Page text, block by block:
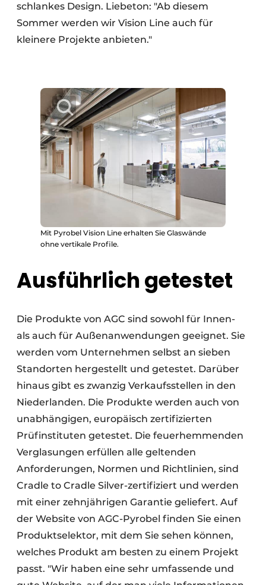
schlankes Design. Liebeton: "Ab diesem
Sommer werden wir Vision Line auch für
kleinere Projekte anbieten."
Mit Pyrobel Vision Line erhalten Sie Glaswände
ohne vertikale Profile.
Ausführlich getestet
Die Produkte von AGC sind sowohl für Innen-
als auch für Außenanwendungen geeignet. Sie
werden vom Unternehmen selbst an sieben
Standorten hergestellt und getestet. Darüber
hinaus gibt es zwanzig Verkaufsstellen in den
Niederlanden. Die Produkte werden auch von
unabhängigen, europäisch zertifizierten
Prüfinstituten getestet. Die feuerhemmenden
Verglasungen erfüllen alle geltenden
Anforderungen, Normen und Richtlinien, sind
Cradle to Cradle Silver-zertifiziert und werden
mit einer zehnjährigen Garantie geliefert. Auf
der Website von AGC-Pyrobel finden Sie einen
Produktselektor, mit dem Sie sehen können,
welches Produkt am besten zu einem Projekt
passt. "Wir haben eine sehr umfassende und